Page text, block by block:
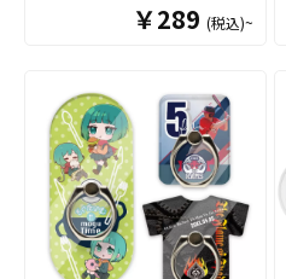
は、手軽でスマホのサイズ
つ「大サイズ」、そしてス
ポーツクラブや団体のユニ
フォーム、推し活やチーム
のTシャツをイメージさせら
れるユニフォーム型、さら
にお客様のご要望のお応え
してミニサイズのフォンタ
ブを新たに加えた4種類で
イオーの「スマホバンド」
すので、iPhoneやAndroid
の様々な機種に対応が可能
となっております。ハンド
ストラップのようにバンド
に指を通すことで端末が持
ちやすく、片手での操作も
容易になります。また、丸
￥289 (税込)~